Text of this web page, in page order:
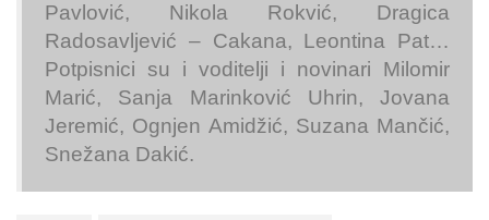
Pavlović, Nikola Rokvić, Dragica
Radosavljević – Cakana, Leontina Pat…
Potpisnici su i voditelji i novinari Milomir
Marić, Sanja Marinković Uhrin, Jovana
Jeremić, Ognjen Amidžić, Suzana Mančić,
Snežana Dakić.